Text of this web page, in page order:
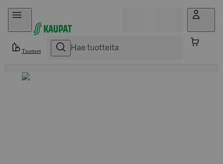
Hyppää sisältöön
Tuotteet